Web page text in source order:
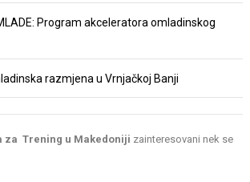
Program akceleratora omladinskog
razmjena u Vrnjačkoj Banji
za Trening u Makedoniji zainteresovani nek se